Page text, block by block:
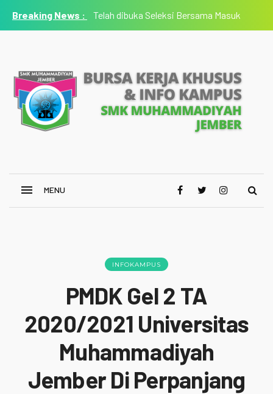
Telah dibuka Seleksi Bersama Masuk
INFOKAMPUS
PMDK Gel 2 TA
2020/2021 Universitas
Muhammadiyah
Jember Di Perpanjang